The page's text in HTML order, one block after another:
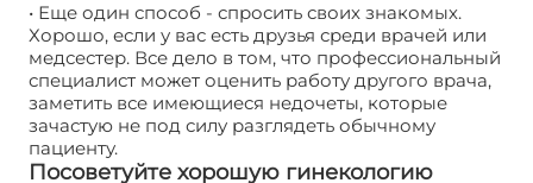
• Еще один способ - спросить своих знакомых.
Хорошо, если у вас есть друзья среди врачей или
медсестер. Все дело в том, что профессиональный
специалист может оценить работу другого врача,
заметить все имеющиеся недочеты, которые
зачастую не под силу разглядеть обычному
пациенту.
Посоветуйте хорошую гинекологию